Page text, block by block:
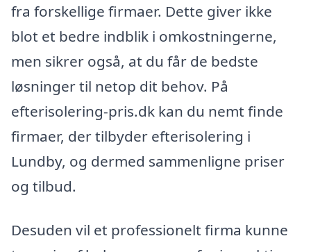
fra forskellige firmaer. Dette giver ikke
blot et bedre indblik i omkostningerne,
men sikrer også, at du får de bedste
løsninger til netop dit behov. På
efterisolering-pris.dk kan du nemt finde
firmaer, der tilbyder efterisolering i
Lundby, og dermed sammenligne priser
og tilbud.
Desuden vil et professionelt firma kunne